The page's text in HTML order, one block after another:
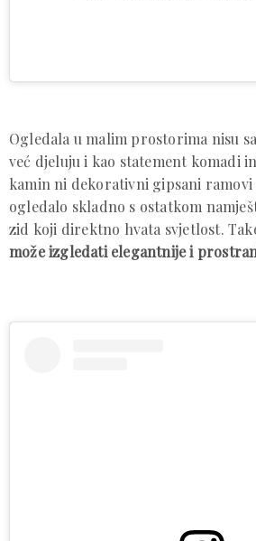
Ogledala u malim prostorima nisu
već djeluju i kao statement komadi
kamin ni dekorativni gipsani
ogledalo skladno s ostatkom
zid koji direktno hvata svjetlost.
može izgledati elegantnije i